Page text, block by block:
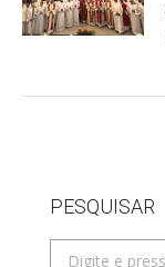
PESQUISAR
Search: